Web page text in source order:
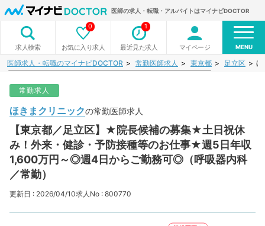
医師の求人・転職・アルバイトはマイナビDOCTOR
求人検索 お気に入り求人
0
最近見た求人
1
マイページ MENU
医師求人・転職のマイナビDOCTOR 常勤医師求人 東京都 足立区 ほ
常勤求人
ほきまクリニックの常勤医師求人
【東京都／足立区】★院長候補の募集★土日祝休
み！外来・健診・予防接種等のお仕事★週5日年収
1,600万円～◎週4日からご勤務可◎（呼吸器内科
／常勤）
更新日 : 2026/04/10求人No : 800770